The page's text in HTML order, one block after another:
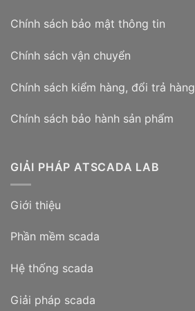
Chính sách bảo mật thông tin
Chính sách vận chuyển
Chính sách kiểm hàng, đổi trả hàng
Chính sách bảo hành sản phẩm
GIẢI PHÁP ATSCADA LAB
Giới thiệu
Phần mềm scada
Hệ thống scada
Giải pháp scada